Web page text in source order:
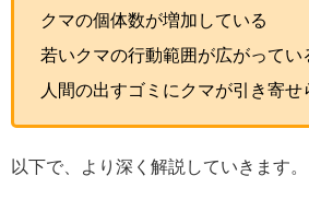
クマの個体数が増加している
若いクマの行動範囲が広がってい
人間の出すゴミにクマが引き寄せ
以下で、より深く解説していきます。